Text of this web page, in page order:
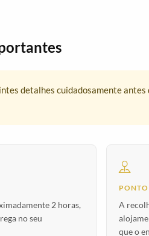
detalhes cuidadosamente
2 horas,
no seu
A
que o